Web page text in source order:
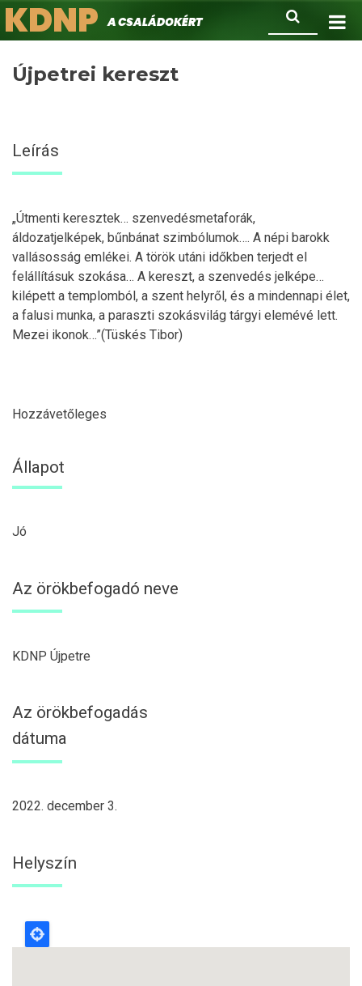
Ugrás
a
Keresés
KDNPA családokért.
Újpetrei kereszt
Leírás
„Útmenti keresztek… szenvedésmetaforák,
áldozatjelképek, bűnbánat szimbólumok…. A népi barokk
vallásosság emlékei. A török utáni időkben terjedt el
felállításuk szokása… A kereszt, a szenvedés jelképe…
kilépett a templomból, a szent helyről, és a mindennapi élet,
a falusi munka, a paraszti szokásvilág tárgyi elemévé lett.
Mezei ikonok…”(Tüskés Tibor)
Hozzávetőleges
Állapot
Jó
Az örökbefogadó neve
KDNP Újpetre
Az örökbefogadás
dátuma
2022. december 3.
Helyszín